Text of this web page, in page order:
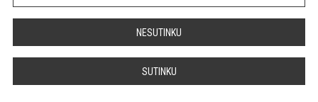
NESUTINKU
SUTINKU